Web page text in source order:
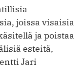
joissa visaisia
ja poistaa
esteitä,
Jari